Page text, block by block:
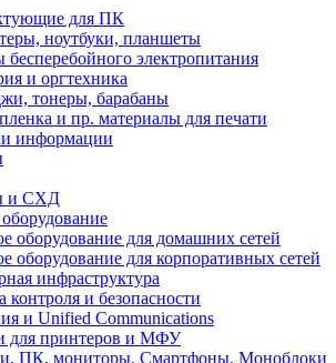
для ПК
ноутбуки, планшеты
электропитания
и оргтехника
тонеры, барабаны
и пр. материалы для печати
информации
и СХД
оборудование для домашних сетей
оборудование для корпоративных сетей
инфраструктура
контроля и безопасности
и Unified Communications
для принтеров и МФУ
ПК, мониторы, Смартфоны, Моноблоки